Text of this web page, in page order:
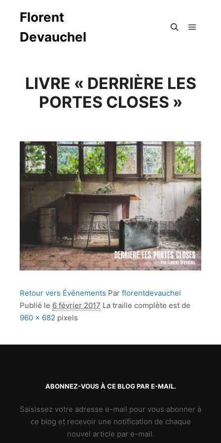
Florent
Devauchel
LIVRE « DERRIÈRE LES
PORTES CLOSES »
Retour vers Événements Par florentdevauchel
Publié le 6 février 2017 La traille complète est de
960 × 682 pixels
ABONNEZ-VOUS À CE BLOG PAR E-MAIL.
Saisissez votre adresse e-mail pour vous abonner à
ce blog et recevoir une notification de chaque
nouvel article par e-mail.